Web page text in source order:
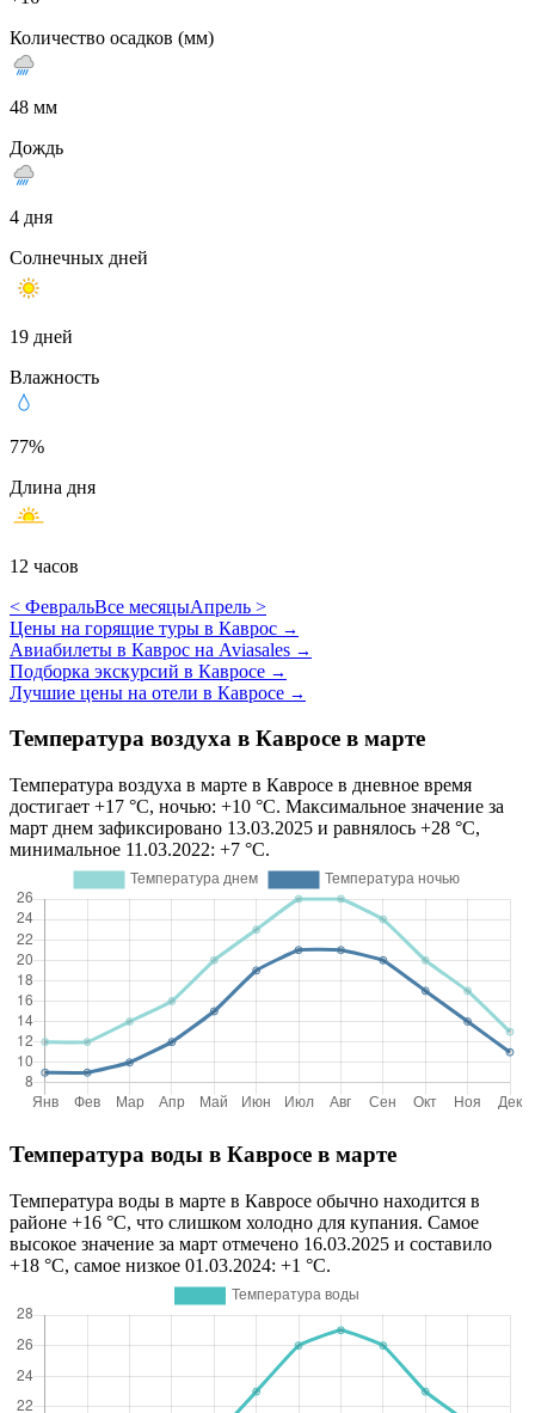
Количество осадков (мм)
48 мм
Дождь
4 дня
Солнечных дней
19 дней
Влажность
77%
Длина дня
12 часов
< ФевральВсе месяцыАпрель >
Цены на горящие туры в Каврос →
Авиабилеты в Каврос на Aviasales →
Подборка экскурсий в Кавросе →
Лучшие цены на отели в Кавросе →
Температура воздуха в Кавросе в марте
Температура воздуха в марте в Кавросе в дневное время
достигает +17 °C, ночью: +10 °C. Максимальное значение за
март днем зафиксировано 13.03.2025 и равнялось +28 °C,
минимальное 11.03.2022: +7 °C.
Температура воды в Кавросе в марте
Температура воды в марте в Кавросе обычно находится в
районе +16 °C, что слишком холодно для купания. Самое
высокое значение за март отмечено 16.03.2025 и составило
+18 °C, самое низкое 01.03.2024: +1 °C.